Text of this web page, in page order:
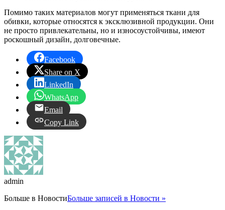
Помимо таких материалов могут применяться ткани для
обивки, которые относятся к эксклюзивной продукции. Они
не просто привлекательны, но и износоустойчивы, имеют
роскошный дизайн, долговечные.
Facebook
Share on X
LinkedIn
WhatsApp
Email
Copy Link
admin
Больше в НовостиБольше записей в Новости »